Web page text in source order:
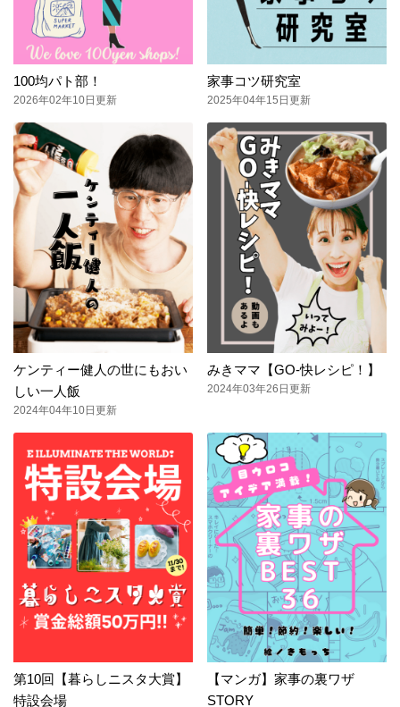
100均パト部！
2026年02年10日更新
家事コツ研究室
2025年04年15日更新
ケンティー健人の世にもおい
しい一人飯
2024年04年10日更新
みきママ【GO-快レシピ！】
2024年03年26日更新
第10回【暮らしニスタ大賞】
特設会場
【マンガ】家事の裏ワザ
STORY